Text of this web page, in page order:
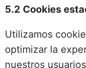
5.2 Cookies
Utilizamos
optimizar la
nuestros